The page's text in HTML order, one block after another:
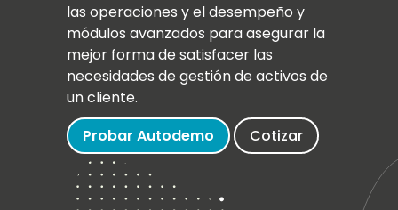
las operaciones y el desempeño y
módulos avanzados para asegurar la
mejor forma de satisfacer las
necesidades de gestión de activos de
un cliente.
Probar Autodemo
Cotizar